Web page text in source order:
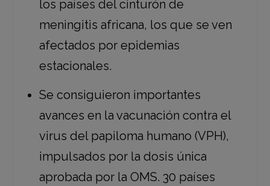
los países del cinturón de
meningitis africana, los que se ven
afectados por epidemias
estacionales.
Se consiguieron importantes
avances en la vacunación contra el
virus del papiloma humano (VPH),
impulsados por la dosis única
aprobada por la OMS. 30 países